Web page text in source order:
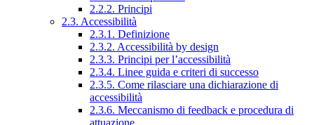
2.2.2. Principi
2.3. Accessibilità
2.3.1. Definizione
2.3.2. Accessibilità by design
2.3.3. Principi per l’accessibilità
2.3.4. Linee guida e criteri di successo
2.3.5. Come rilasciare una dichiarazione di
accessibilità
2.3.6. Meccanismo di feedback e procedura di
attuazione